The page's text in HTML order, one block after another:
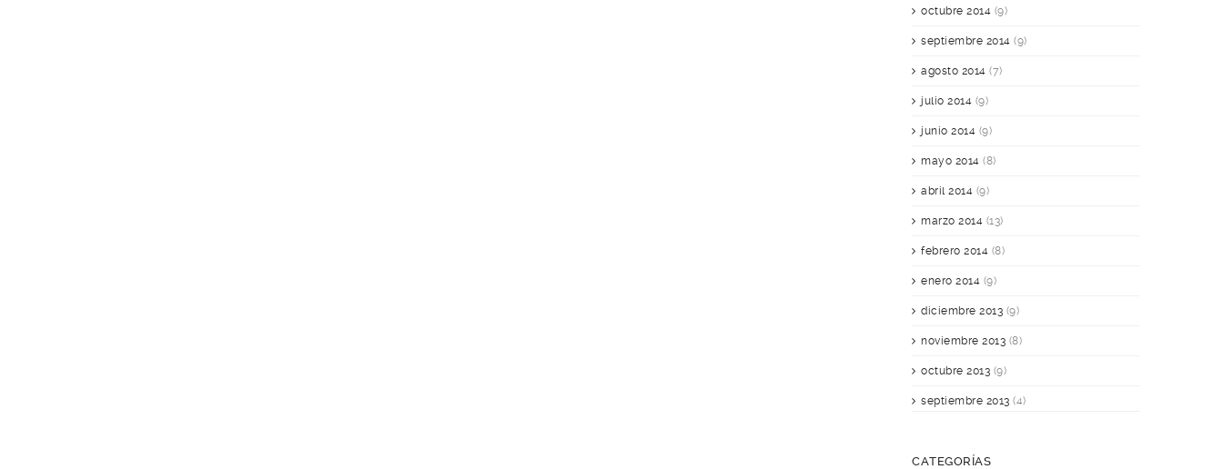
octubre 2014 (9)
septiembre 2014 (9)
agosto 2014 (7)
julio 2014 (9)
junio 2014 (9)
mayo 2014 (8)
abril 2014 (9)
marzo 2014 (13)
febrero 2014 (8)
enero 2014 (9)
diciembre 2013 (9)
noviembre 2013 (8)
octubre 2013 (9)
septiembre 2013 (4)
CATEGORÍAS